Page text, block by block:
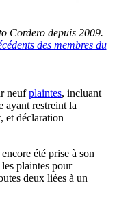
Cordero depuis 2009.
des membres du
neufplaintes, incluant
ayant restreint la
et déclaration
été prise à son
plaintes pour
deux liées à un